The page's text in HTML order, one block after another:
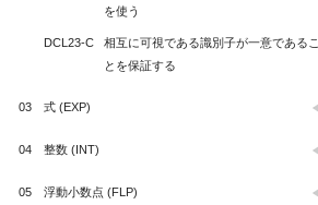
を使う
DCL23-C
相互に可視である識別子が一意であるこ
とを保証する
03 式 (EXP)
04 整数 (INT)
05 浮動小数点 (FLP)